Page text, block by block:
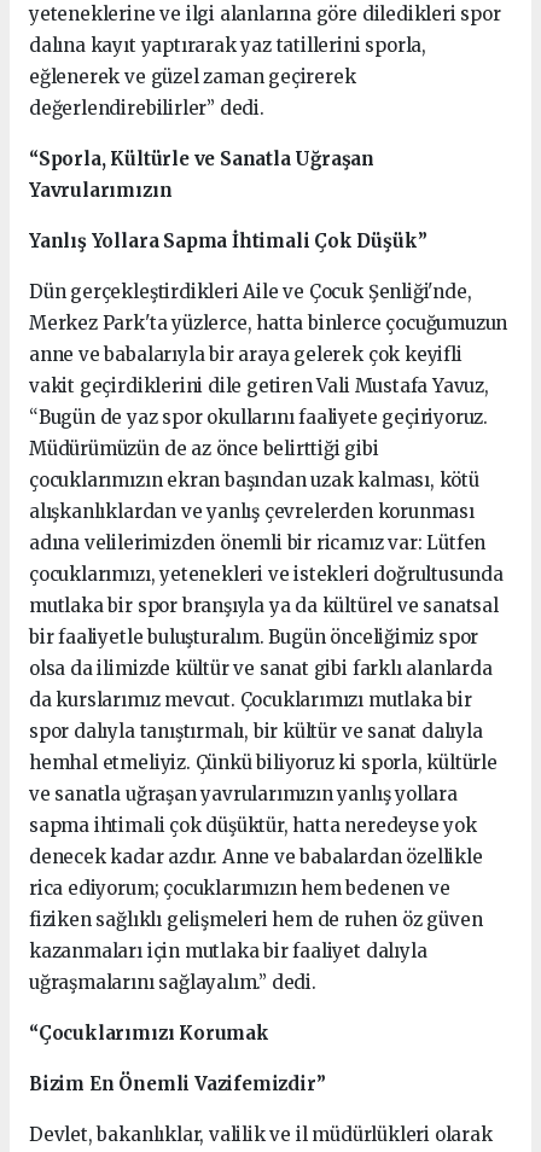
yeteneklerine ve ilgi alanlarına göre diledikleri spor
dalına kayıt yaptırarak yaz tatillerini sporla,
eğlenerek ve güzel zaman geçirerek
değerlendirebilirler” dedi.
“Sporla, Kültürle ve Sanatla Uğraşan
Yavrularımızın
Yanlış Yollara Sapma İhtimali Çok Düşük”
Dün gerçekleştirdikleri Aile ve Çocuk Şenliği'nde,
Merkez Park'ta yüzlerce, hatta binlerce çocuğumuzun
anne ve babalarıyla bir araya gelerek çok keyifli
vakit geçirdiklerini dile getiren Vali Mustafa Yavuz,
“Bugün de yaz spor okullarını faaliyete geçiriyoruz.
Müdürümüzün de az önce belirttiği gibi
çocuklarımızın ekran başından uzak kalması, kötü
alışkanlıklardan ve yanlış çevrelerden korunması
adına velilerimizden önemli bir ricamız var: Lütfen
çocuklarımızı, yetenekleri ve istekleri doğrultusunda
mutlaka bir spor branşıyla ya da kültürel ve sanatsal
bir faaliyetle buluşturalım. Bugün önceliğimiz spor
olsa da ilimizde kültür ve sanat gibi farklı alanlarda
da kurslarımız mevcut. Çocuklarımızı mutlaka bir
spor dalıyla tanıştırmalı, bir kültür ve sanat dalıyla
hemhal etmeliyiz. Çünkü biliyoruz ki sporla, kültürle
ve sanatla uğraşan yavrularımızın yanlış yollara
sapma ihtimali çok düşüktür, hatta neredeyse yok
denecek kadar azdır. Anne ve babalardan özellikle
rica ediyorum; çocuklarımızın hem bedenen ve
fiziken sağlıklı gelişmeleri hem de ruhen öz güven
kazanmaları için mutlaka bir faaliyet dalıyla
uğraşmalarını sağlayalım.” dedi.
“Çocuklarımızı Korumak
Bizim En Önemli Vazifemizdir”
Devlet, bakanlıklar, valilik ve il müdürlükleri olarak